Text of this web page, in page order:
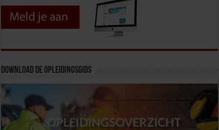
Download de opleidingsgids